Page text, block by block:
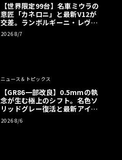
【世界限定99台】名車ミウラの
意匠「カネロニ」と最新V12が
交差。ランボルギーニ・レヴエ
ルトに60周年記念車が登場
2026 8/7
ニュース＆トピックス
【GR86一部改良】0.5mmの執
念が生む極上のシフト。名色ソ
リッドグレー復活と最新アイサ
イトでFRの極みへ
2026 8/6